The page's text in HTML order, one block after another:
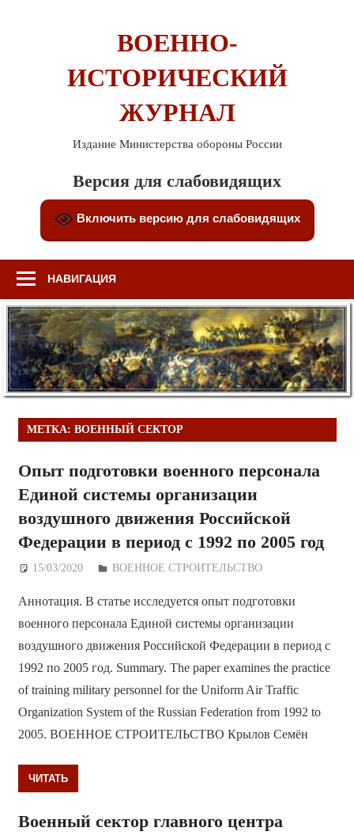
ВОЕННО-
ИСТОРИЧЕСКИЙ
ЖУРНАЛ
Издание Министерства обороны России
Версия для слабовидящих
Включить версию для слабовидящих
НАВИГАЦИЯ
МЕТКА: ВОЕННЫЙ СЕКТОР
Опыт подготовки военного персонала
Единой системы организации
воздушного движения Российской
Федерации в период с 1992 по 2005 год
15/03/2020 Дежурный по Редакции
ВОЕННОЕ СТРОИТЕЛЬСТВО
Аннотация. В статье исследуется опыт подготовки
военного персонала Единой системы организации
воздушного движения Российской Федерации в период с
1992 по 2005 год. Summary. The paper examines the practice
of training military personnel for the Uniform Air Traffic
Organization System of the Russian Federation from 1992 to
2005. ВОЕННОЕ СТРОИТЕЛЬСТВО Крылов Семён
ЧИТАТЬ
Военный сектор главного центра